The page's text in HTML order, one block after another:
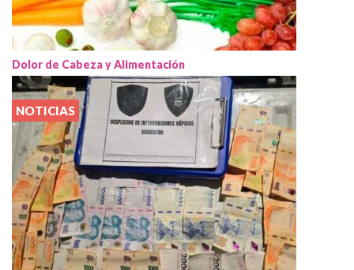
Dolor de Cabeza y Alimentación
NOTICIAS